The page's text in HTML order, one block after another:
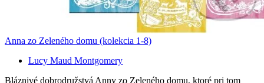
Anna zo Zeleného domu (kolekcia 1-8)
Lucy Maud Montgomery
Bláznivé dobrodružstvá Anny zo Zeleného domu, ktoré pri tom